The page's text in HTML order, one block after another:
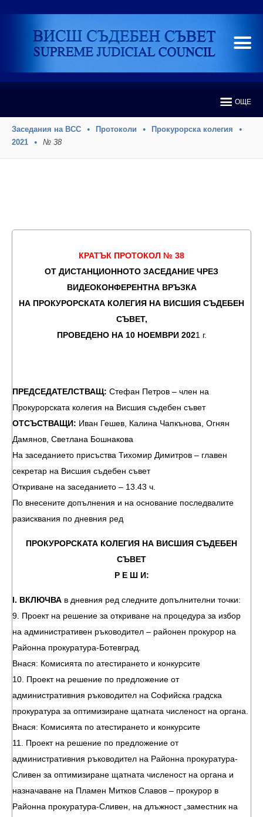
ОЩЕ
Заседания на ВСС Протоколи
Прокурорска колегия
2021
№ 38
КРАТЪК ПРОТОКОЛ № 38
ОТ ДИСТАНЦИОННОТО ЗАСЕДАНИЕ ЧРЕЗ
ВИДЕОКОНФЕРЕНТНА ВРЪЗКА
НА ПРОКУРОРСКАТА КОЛЕГИЯ НА ВИСШИЯ СЪДЕБЕН
СЪВЕТ,
ПРОВЕДЕНО НА 10 НОЕМВРИ2021 г.
ПРЕДСЕДАТЕЛСТВАЩ: Стефан Петров – член на
Прокурорската колегия на Висшия съдебен съвет
ОТСЪСТВАЩИ: Иван Гешев, Калина Чапкънова, Огнян
Дамянов, Светлана Бошнакова
На заседанието присъства Тихомир Димитров – главен
секретар на Висшия съдебен съвет
Откриване на заседанието – 13.43 ч.
По внесените допълнения и на основание последвалите
разисквания по дневния ред
ПРОКУРОРСКАТА КОЛЕГИЯ НА ВИСШИЯ СЪДЕБЕН
СЪВЕТ
Р Е Ш И:
І. ВКЛЮЧВА в дневния ред следните допълнителни точки:
9. Проект на решение за откриване на процедура за избор
на административен ръководител – районен прокурор на
Районна прокуратура-Ботевград.
Внася: Комисията по атестирането и конкурсите
10. Проект на решение по предложение от
административния ръководител на Софийска градска
прокуратура за оптимизиране щатната численост на органа.
Внася: Комисията по атестирането и конкурсите
11. Проект на решение по предложение от
административния ръководител на Районна прокуратура-
Сливен за оптимизиране щатната численост на органа и
назначаване на Пламен Митков Славов – прокурор в
Районна прокуратура-Сливен, на длъжност „заместник на